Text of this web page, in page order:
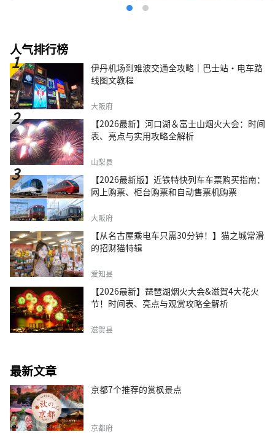
人气排行榜
伊丹机场到难波交通全攻略｜巴士站・电车路
线图文教程
大阪府
【2026最新】河口湖＆富士山烟火大会：时间
表、亮点与实用攻略全解析
山梨县
【2026最新版】近铁特快列车车票购买指南：
网上购票、柜台购票和自动售票机购票
大阪府
【从名古屋乘电车只需30分钟！】猫之城常滑
的招财猫特辑
爱知县
【2026最新】琵琶湖烟火大会&滋賀4大花火
节！时间表、亮点与观赏攻略全解析
滋贺县
最新文章
京都7个推荐的赏枫景点
京都府